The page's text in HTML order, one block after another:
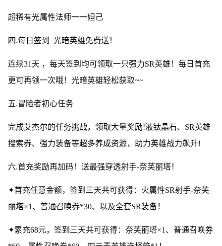
超稀有光属性法师一一妲己
四.每日签到 光暗英雄免费送！
连续31天 ，每天签到均可领取一只强力SR英雄！每日首充
更可再领一次哦！光暗英雄轻松获取~~
五.冒险者初心任务
完成艾杰尔的任务挑战，领取大量奖励!液钛晶石、SR英雄
搜索券、强力装备等超多养成资源，助力英雄战力飙升!
六.首充奖励再加码！送最强穿透射手-奈芙丽塔！
✦首充任意金额，签到三天共可获得：火属性SR射手-奈芙
丽塔×1、普通召唤券*30、以及全套SR装备！
✦累充68元，签到三天共可获得：奈芙丽塔×1、普通召唤券